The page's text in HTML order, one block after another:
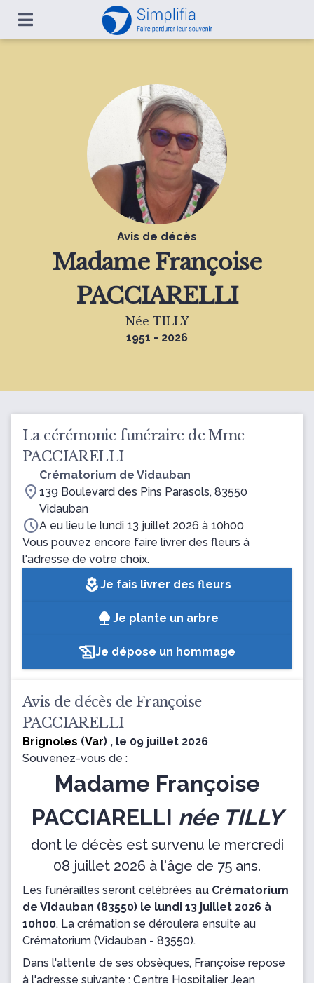
Avis de décès
Madame Françoise
PACCIARELLI
Née TILLY
1951 - 2026
La cérémonie funéraire de Mme
PACCIARELLI
location_on
Crématorium de Vidauban
139 Boulevard des Pins Parasols, 83550
Vidauban
scheduleA eu lieu le lundi 13 juillet 2026 à 10h00
Vous pouvez encore faire livrer des fleurs à
l'adresse de votre choix.
local_floristJe fais livrer des fleurs
Je plante un arbre
Je dépose un hommage
Avis de décès de Françoise
PACCIARELLI
Brignoles (Var) , le 09 juillet 2026
Souvenez-vous de :
Madame Françoise
PACCIARELLI née TILLY
dont le décès est survenu le mercredi
08 juillet 2026 à l'âge de 75 ans.
Les funérailles seront célébrées au Crématorium
de Vidauban (83550) le lundi 13 juillet 2026 à
10h00. La crémation se déroulera ensuite au
Crématorium (Vidauban - 83550).
Dans l'attente de ses obsèques, Françoise repose
à l'adresse suivante : Centre Hospitalier Jean